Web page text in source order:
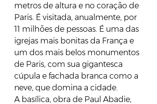
metros de altura e no coração de
Paris. É visitada, anualmente, por
11 milhões de pessoas. É uma das
igrejas mais bonitas da França e
um dos mais belos monumentos
de Paris, com sua gigantesca
cúpula e fachada branca como a
neve, que domina a cidade.
A basílica, obra de Paul Abadie,